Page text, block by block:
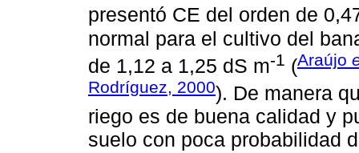
presentó CE del orden de
normal para el cultivo del
de 1,12 a 1,25 dS m-1 (Araújo
Rodríguez, 2000). De manera
riego es de buena calidad y
suelo con poca probabilidad